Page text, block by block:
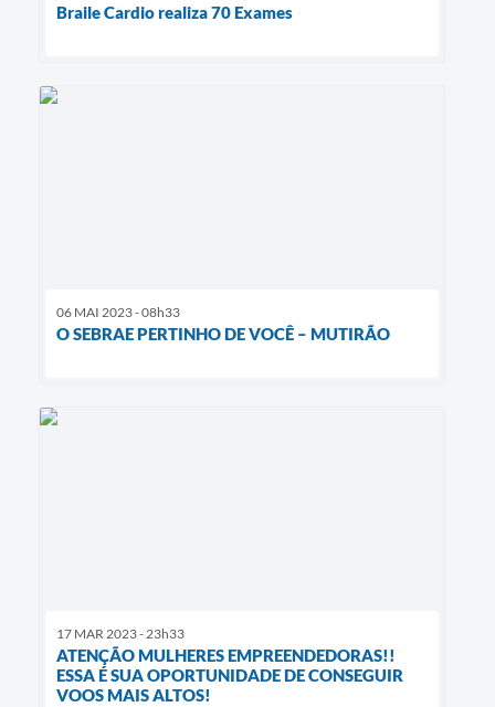
Braile Cardio realiza 70 Exames
06 MAI 2023 - 08h33
O SEBRAE PERTINHO DE VOCÊ – MUTIRÃO
17 MAR 2023 - 23h33
ATENÇÃO MULHERES EMPREENDEDORAS!!
ESSA É SUA OPORTUNIDADE DE CONSEGUIR
VOOS MAIS ALTOS!